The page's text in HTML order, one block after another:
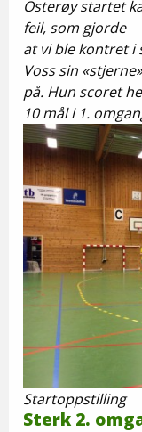
Osterøy startet
feil, som gjorde
at vi ble kontret i
Voss sin
på. Hun scoret
10 mål i 1.
Startoppstilling
Sterk 2.